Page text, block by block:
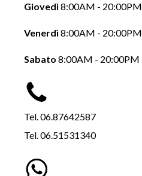
Giovedì 8:00AM - 20:00PM
Venerdì 8:00AM - 20:00PM
Sabato 8:00AM - 20:00PM
Tel. 06.87642587
Tel. 06.51531340